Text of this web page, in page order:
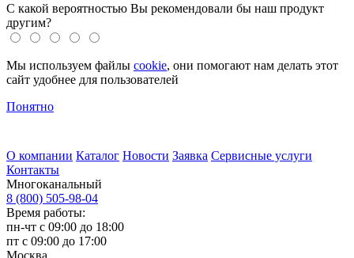
С какой вероятностью Вы рекомендовали бы наш продукт
другим?
Мы используем файлы cookie, они помогают нам делать этот
сайт удобнее для пользователей
Понятно
О компании Каталог Новости Заявка Сервисные услуги
Контакты
Многоканальный
8 (800) 505-98-04
Время работы:
пн-чт с 09:00 до 18:00
пт с 09:00 до 17:00
Москва